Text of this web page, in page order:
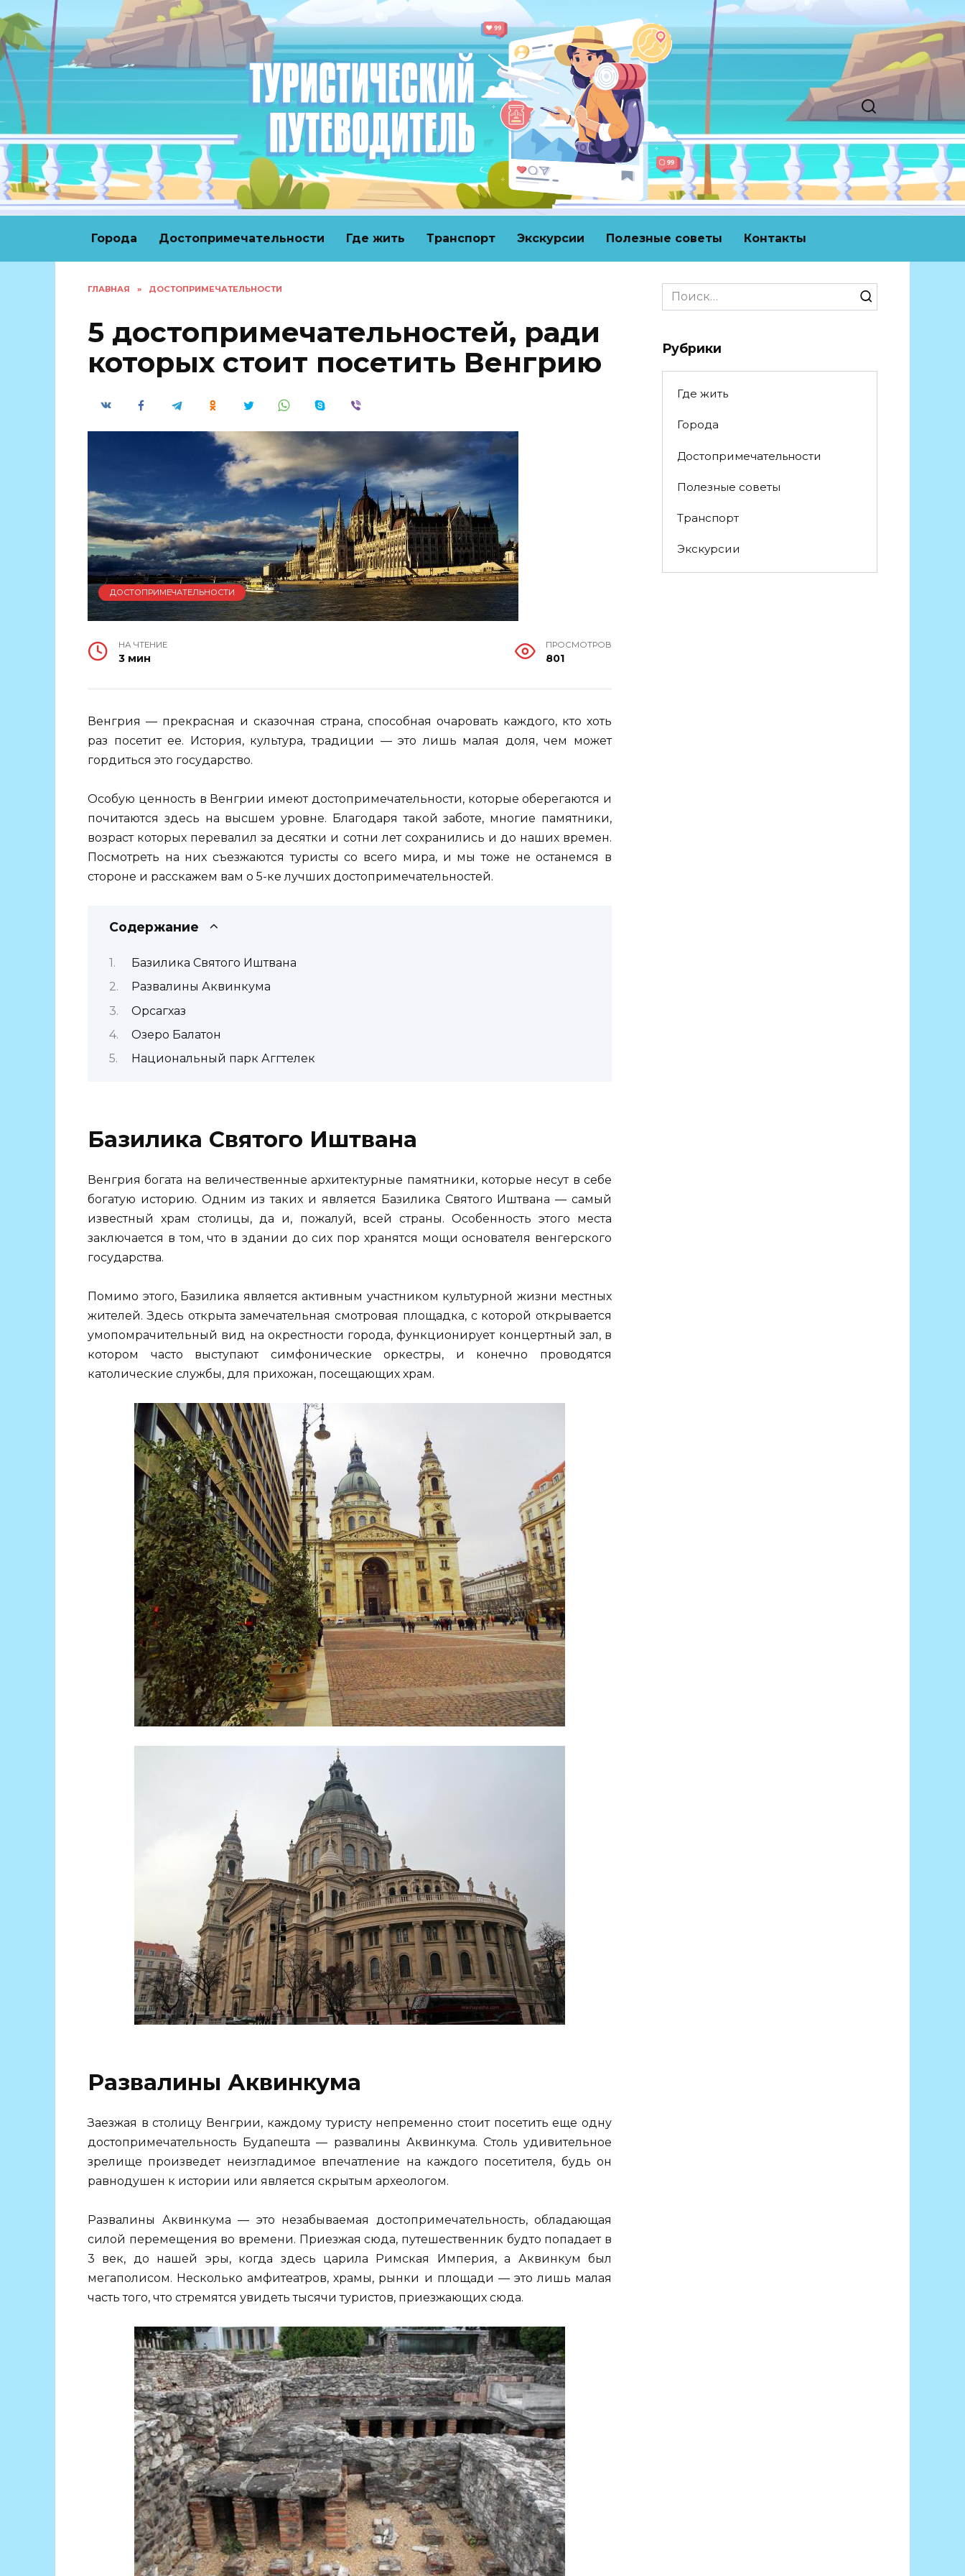
к
содержанию
Города Достопримечательности Где жить Транспорт Экскурсии Полезные советы Контакты
ГЛАВНАЯ » ДОСТОПРИМЕЧАТЕЛЬНОСТИ
5 достопримечательностей, ради
которых стоит посетить Венгрию
ДОСТОПРИМЕЧАТЕЛЬНОСТИ
НА ЧТЕНИЕ
3 мин
ПРОСМОТРОВ
801
Венгрия — прекрасная и сказочная страна, способная очаровать каждого, кто хоть
раз посетит ее. История, культура, традиции — это лишь малая доля, чем может
гордиться это государство.
Особую ценность в Венгрии имеют достопримечательности, которые оберегаются и
почитаются здесь на высшем уровне. Благодаря такой заботе, многие памятники,
возраст которых перевалил за десятки и сотни лет сохранились и до наших времен.
Посмотреть на них съезжаются туристы со всего мира, и мы тоже не останемся в
стороне и расскажем вам о 5-ке лучших достопримечательностей.
Содержание
Базилика Святого Иштвана
Развалины Аквинкума
Орсагхаз
Озеро Балатон
Национальный парк Аггтелек
Базилика Святого Иштвана
Венгрия богата на величественные архитектурные памятники, которые несут в себе
богатую историю. Одним из таких и является Базилика Святого Иштвана — самый
известный храм столицы, да и, пожалуй, всей страны. Особенность этого места
заключается в том, что в здании до сих пор хранятся мощи основателя венгерского
государства.
Помимо этого, Базилика является активным участником культурной жизни местных
жителей. Здесь открыта замечательная смотровая площадка, с которой открывается
умопомрачительный вид на окрестности города, функционирует концертный зал, в
котором часто выступают симфонические оркестры, и конечно проводятся
католические службы, для прихожан, посещающих храм.
Развалины Аквинкума
Заезжая в столицу Венгрии, каждому туристу непременно стоит посетить еще одну
достопримечательность Будапешта — развалины Аквинкума. Столь удивительное
зрелище произведет неизгладимое впечатление на каждого посетителя, будь он
равнодушен к истории или является скрытым археологом.
Развалины Аквинкума — это незабываемая достопримечательность, обладающая
силой перемещения во времени. Приезжая сюда, путешественник будто попадает в
3 век, до нашей эры, когда здесь царила Римская Империя, а Аквинкум был
мегаполисом. Несколько амфитеатров, храмы, рынки и площади — это лишь малая
часть того, что стремятся увидеть тысячи туристов, приезжающих сюда.
Search
for:
Рубрики
Где жить
Города
Достопримечательности
Полезные советы
Транспорт
Экскурсии